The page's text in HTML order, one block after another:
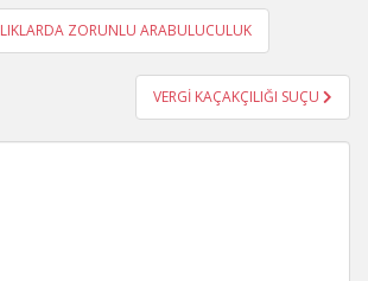
ZORUNLU ARABULUCULUK
VERGİ KAÇAKÇILIĞI SUÇU